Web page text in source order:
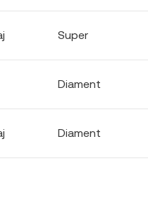
Super
Diament
Diament